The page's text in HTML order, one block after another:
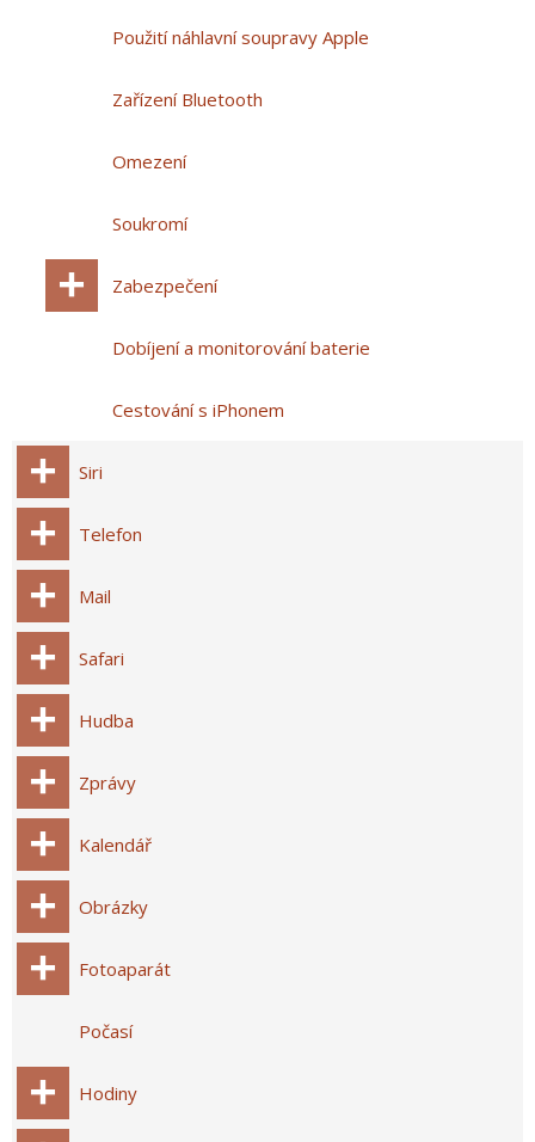
Použití náhlavní soupravy Apple
Zařízení Bluetooth
Omezení
Soukromí
Zabezpečení
Dobíjení a monitorování baterie
Cestování s iPhonem
Siri
Telefon
Mail
Safari
Hudba
Zprávy
Kalendář
Obrázky
Fotoaparát
Počasí
Hodiny